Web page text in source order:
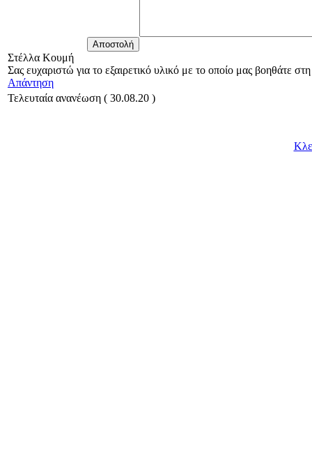
Στέλλα Κουμή
Σας ευχαριστώ για το εξαιρετικό υλικό με το οποίο μας βοηθάτε
Απάντηση
Τελευταία ανανέωση ( 30.08.20 )